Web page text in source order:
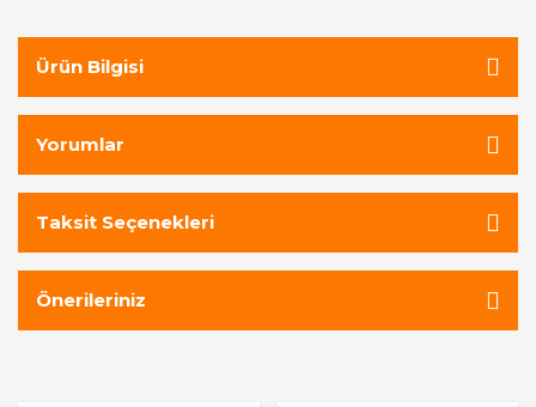
Ürün Bilgisi
Yorumlar
Taksit Seçenekleri
Önerileriniz